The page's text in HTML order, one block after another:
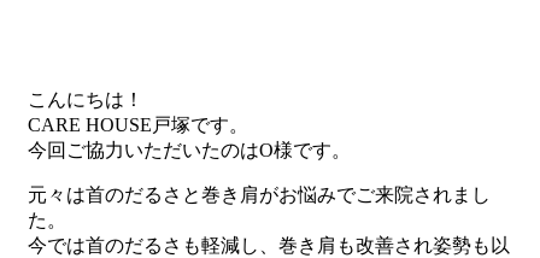
こんにちは！
CARE HOUSE戸塚です。
今回ご協力いただいたのはO様です。
元々は首のだるさと巻き肩がお悩みでご来院されまし
た。
今では首のだるさも軽減し、巻き肩も改善され姿勢も以